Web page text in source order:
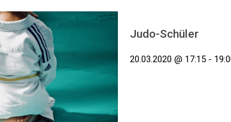
Judo-Schüler
20.03.2020 @ 17:15 -